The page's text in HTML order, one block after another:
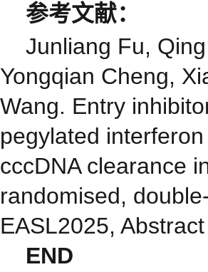
参考文献：
Junliang Fu,
Yongqian Cheng,
Wang. Entry
pegylated
cccDNA clearance
randomised,
EASL2025,
END